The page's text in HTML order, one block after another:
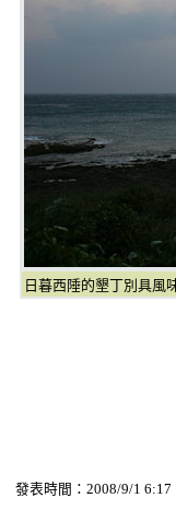
日暮西陲的墾丁別具風
發表時間：2008/9/1 6:17